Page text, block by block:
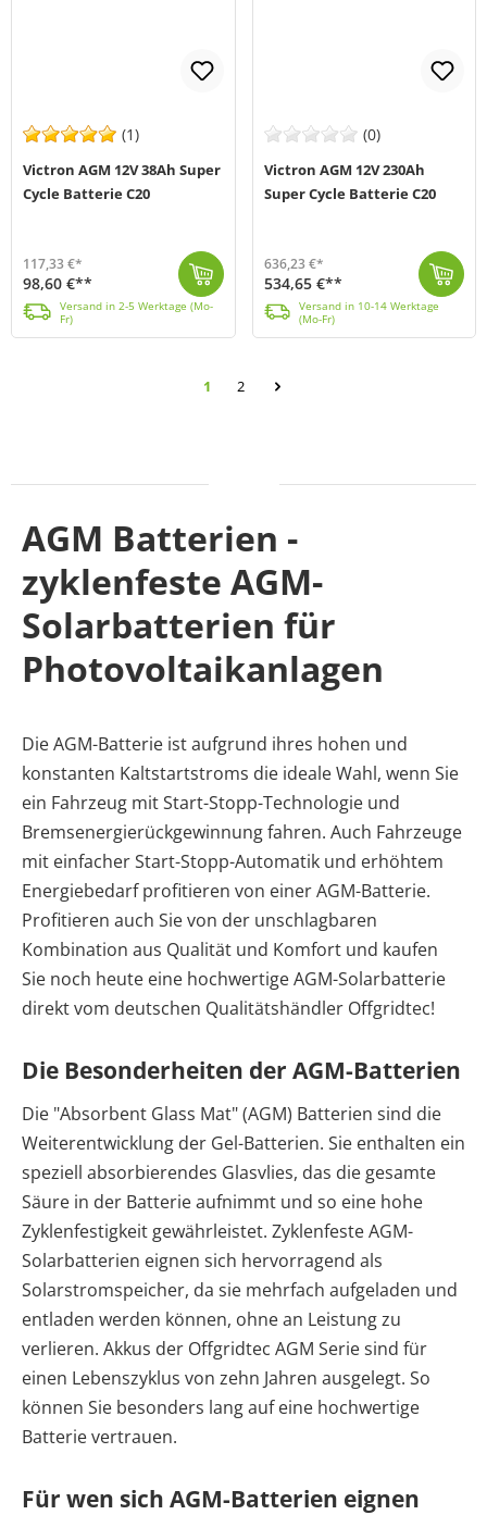
(1)
Victron AGM 12V 38Ah Super
Cycle Batterie C20
117,33 €*
98,60 €**
Versand in 2-5 Werktage (Mo-
Fr)
(0)
Victron AGM 12V 230Ah
Super Cycle Batterie C20
636,23 €*
534,65 €**
Versand in 10-14 Werktage
(Mo-Fr)
Seite
1 Seite
2
AGM Batterien -
zyklenfeste AGM-
Solarbatterien für
Photovoltaikanlagen
Die AGM-Batterie ist aufgrund ihres hohen und
konstanten Kaltstartstroms die ideale Wahl, wenn Sie
ein Fahrzeug mit Start-Stopp-Technologie und
Bremsenergierückgewinnung fahren. Auch Fahrzeuge
mit einfacher Start-Stopp-Automatik und erhöhtem
Energiebedarf profitieren von einer AGM-Batterie.
Profitieren auch Sie von der unschlagbaren
Kombination aus Qualität und Komfort und kaufen
Sie noch heute eine hochwertige AGM-Solarbatterie
direkt vom deutschen Qualitätshändler Offgridtec!
Die Besonderheiten der AGM-Batterien
Die "Absorbent Glass Mat" (AGM) Batterien sind die
Weiterentwicklung der Gel-Batterien. Sie enthalten ein
speziell absorbierendes Glasvlies, das die gesamte
Säure in der Batterie aufnimmt und so eine hohe
Zyklenfestigkeit gewährleistet. Zyklenfeste AGM-
Solarbatterien eignen sich hervorragend als
Solarstromspeicher, da sie mehrfach aufgeladen und
entladen werden können, ohne an Leistung zu
verlieren. Akkus der Offgridtec AGM Serie sind für
einen Lebenszyklus von zehn Jahren ausgelegt. So
können Sie besonders lang auf eine hochwertige
Batterie vertrauen.
Für wen sich AGM-Batterien eignen